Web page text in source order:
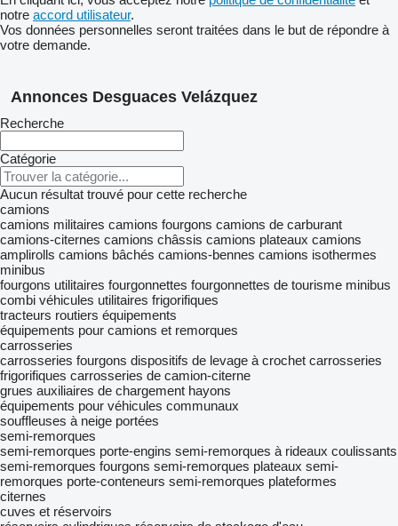
notre accord utilisateur.
Vos données personnelles seront traitées dans le but de répondre à
votre demande.
Annonces Desguaces Velázquez
Recherche
Catégorie
Aucun résultat trouvé pour cette recherche
camions
camions militaires camions fourgons camions de carburant
camions-citernes camions châssis camions plateaux camions
amplirolls camions bâchés camions-bennes camions isothermes
minibus
fourgons utilitaires fourgonnettes fourgonnettes de tourisme minibus
combi véhicules utilitaires frigorifiques
tracteurs routiers équipements
équipements pour camions et remorques
carrosseries
carrosseries fourgons dispositifs de levage à crochet carrosseries
frigorifiques carrosseries de camion-citerne
grues auxiliaires de chargement hayons
équipements pour véhicules communaux
souffleuses à neige portées
semi-remorques
semi-remorques porte-engins semi-remorques à rideaux coulissants
semi-remorques fourgons semi-remorques plateaux semi-
remorques porte-conteneurs semi-remorques plateformes
citernes
cuves et réservoirs